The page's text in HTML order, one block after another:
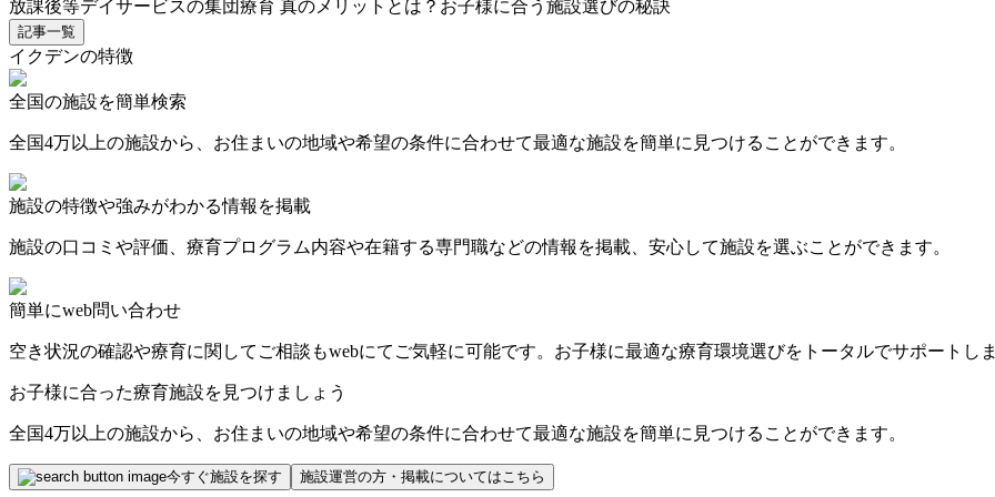
放課後等デイサービスの集団療育 真のメリットとは？お子様に合う施設選びの秘訣
記事一覧
イクデンの特徴
全国の施設を簡単検索
全国4万以上の施設から、お住まいの地域や希望の条件に合わせて最適な施設を簡単に見つけることができます。
施設の特徴や強みがわかる情報を掲載
施設の口コミや評価、療育プログラム内容や在籍する専門職などの情報を掲載、安心して施設を選ぶことができます。
簡単にweb問い合わせ
空き状況の確認や療育に関してご相談もwebにてご気軽に可能です。お子様に最適な療育環境選びをトータルでサポートし
お子様に合った療育施設を見つけましょう
全国4万以上の施設から、お住まいの地域や希望の条件に合わせて最適な施設を簡単に見つけることができます。
今すぐ施設を探す 施設運営の方・掲載についてはこちら